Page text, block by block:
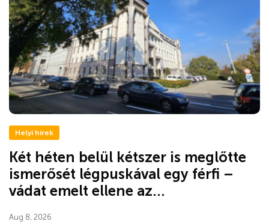
Helyi hírek
Két héten belül kétszer is meglőtte
ismerősét légpuskával egy férfi –
vádat emelt ellene az...
Aug 8, 2026